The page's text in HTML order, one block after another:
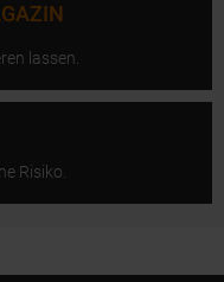
lassen.
Risiko.